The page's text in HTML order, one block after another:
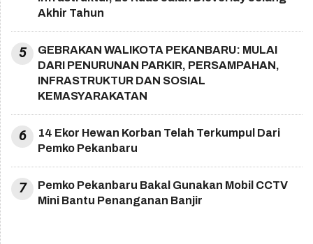
Akhir Tahun
5
GEBRAKAN WALIKOTA PEKANBARU: MULAI
DARI PENURUNAN PARKIR, PERSAMPAHAN,
INFRASTRUKTUR DAN SOSIAL
KEMASYARAKATAN
6
14 Ekor Hewan Korban Telah Terkumpul Dari
Pemko Pekanbaru
7
Pemko Pekanbaru Bakal Gunakan Mobil CCTV
Mini Bantu Penanganan Banjir